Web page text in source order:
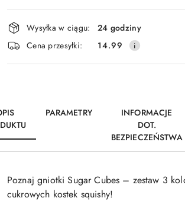
Wyślij
Dostępność
i
dostawa
Wysyłka w ciągu:
24 godziny
Cena przesyłki:
14.99
PARAMETRY
INFORMACJE
DOT.
BEZPIECZEŃSTWA
Poznaj gniotki Sugar Cubes – zestaw 3
cukrowych kostek squishy!